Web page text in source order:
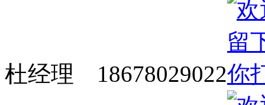
杜经理 18678029022